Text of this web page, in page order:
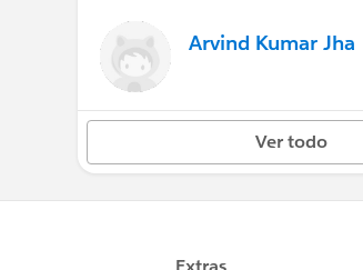
Arvind Kumar Jha
Ver todo